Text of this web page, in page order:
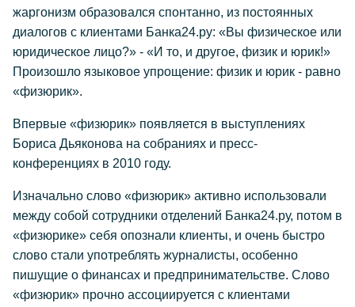
жаргонизм образовался спонтанно, из постоянных
диалогов с клиентами Банка24.ру: «Вы физическое или
юридическое лицо?» - «И то, и другое, физик и юрик!»
Произошло языковое упрощение: физик и юрик - равно
«физюрик».
Впервые «физюрик» появляется в выступлениях
Бориса Дьяконова на собраниях и пресс-
конференциях в 2010 году.
Изначально слово «физюрик» активно использовали
между собой сотрудники отделений Банка24.ру, потом в
«физюрике» себя опознали клиенты, и очень быстро
слово стали употреблять журналисты, особенно
пишущие о финансах и предпринимательстве. Слово
«физюрик» прочно ассоциируется с клиентами